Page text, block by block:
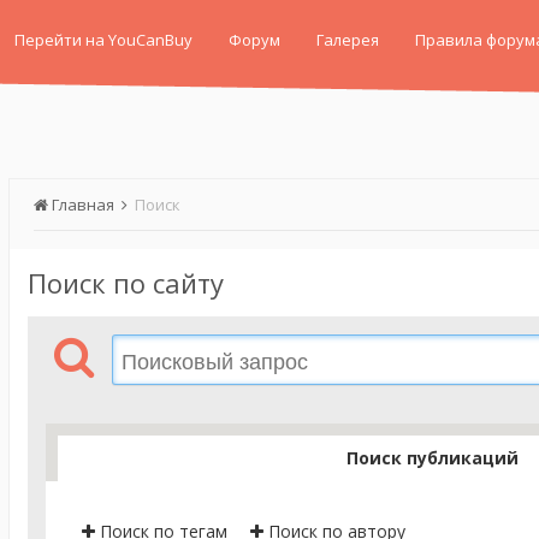
Перейти на YouCanBuy Форум Галерея Правила
Главная Поиск
Поиск по сайту
Поиск публикаций
Поиск по тегам Поиск по автору